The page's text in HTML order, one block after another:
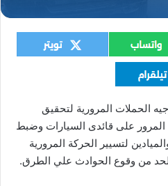
الحملات المرورية لتحقيق
المرور على قائدى السيارات وضبط
لتسيير الحركة المرورية
من وقوع الحوادث علي الطرق.